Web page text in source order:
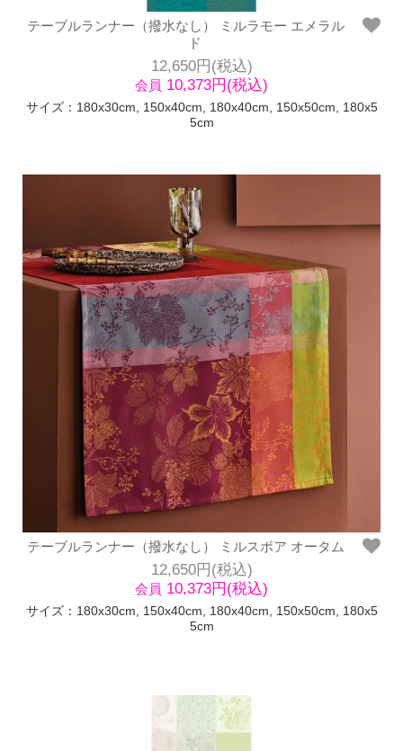
テーブルランナー（撥水なし） ミルラモー エメラル
ド
12,650円(税込)
会員 10,373円(税込)
サイズ：180x30cm, 150x40cm, 180x40cm, 150x50cm, 180x5
5cm
テーブルランナー（撥水なし） ミルスボア オータム
12,650円(税込)
会員 10,373円(税込)
サイズ：180x30cm, 150x40cm, 180x40cm, 150x50cm, 180x5
5cm